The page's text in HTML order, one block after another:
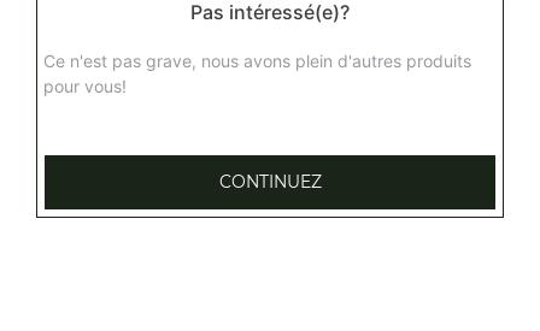
Assiette mexicaine (12 pièces)
3 wings, 3 nuggets, 3 mozzarella sticks, 3 oignons,
Pas intéressé(e)?
Ce n'est pas grave, nous avons plein d'autres produits
pour vous!
CONTINUEZ